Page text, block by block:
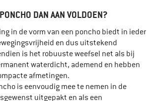
DAN AAN VOLDOEN?
in de vorm van een poncho biedt in ieder
en dus uitstekend
is het robuuste weefsel net als bij
waterdicht, ademend en hebben
afmetingen.
is eenvoudig mee te nemen in de
uitgepakt en als een